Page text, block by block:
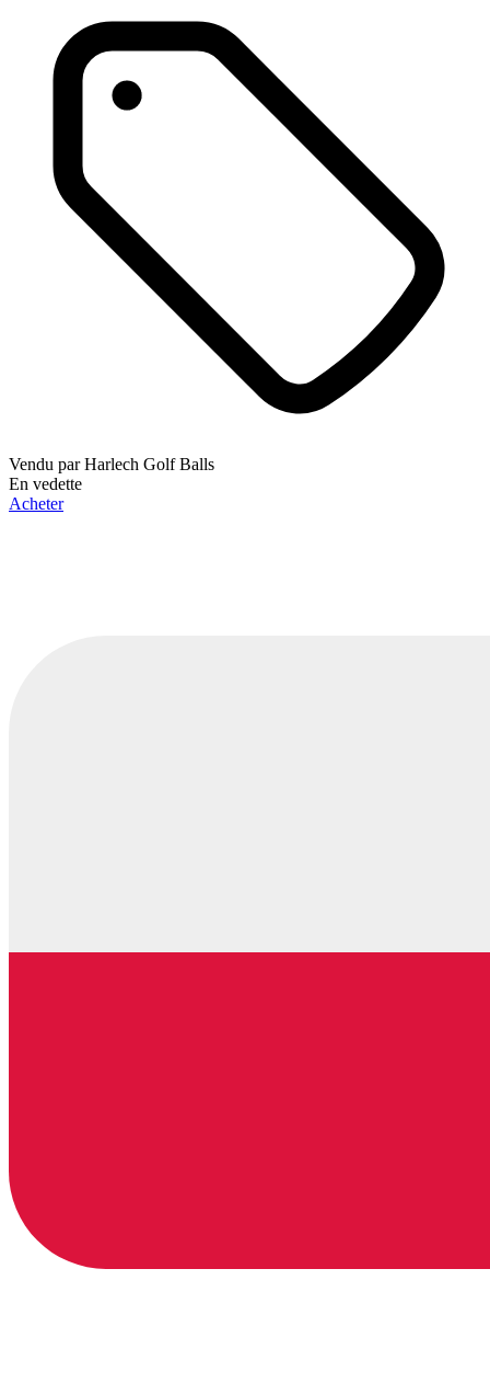
Vendu parHarlech Golf Balls
En vedette
Acheter